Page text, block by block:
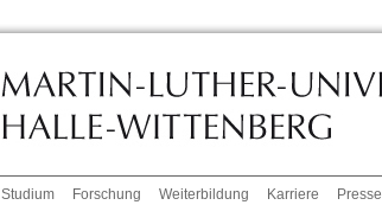
Studium Forschung Weiterbildung Karriere Presse